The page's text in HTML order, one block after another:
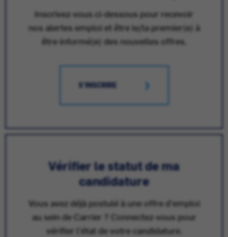
Inscrivez-vous ci-dessous pour recevoir
nos alertes emploi et être le/la premier(e) à
être informé(e) des nouvelles offres.
S'INSCRIRE
Vérifier le statut de ma
candidature
Vous avez déjà postulé à une offre d'emploi
au sein de Carrier ? Connectez-vous pour
vérifier l'état de votre candidature.